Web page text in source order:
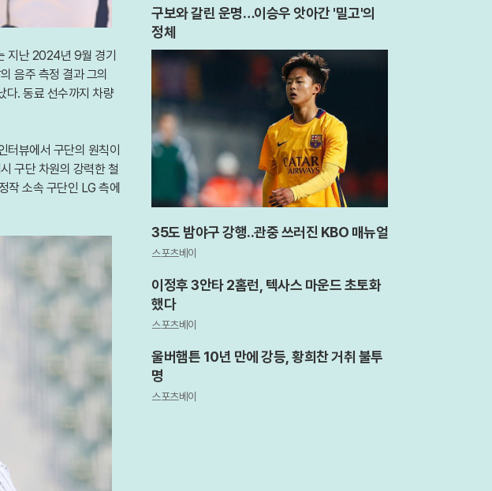
지난 2024년 9월 경기
음주 측정 결과 그의
다. 동료 선수까지 차량
뷰에서 구단의 원칙이
구단 차원의 강력한 철
작 소속 구단인 LG 측에
구보와 갈린 운명…이승우 앗아간 '밀고'의
정체
35도 밤야구 강행..관중 쓰러진 KBO 매뉴얼
스포츠베이
이정후 3안타 2홈런, 텍사스 마운드 초토화
했다
스포츠베이
울버햄튼 10년 만에 강등, 황희찬 거취 불투
명
스포츠베이